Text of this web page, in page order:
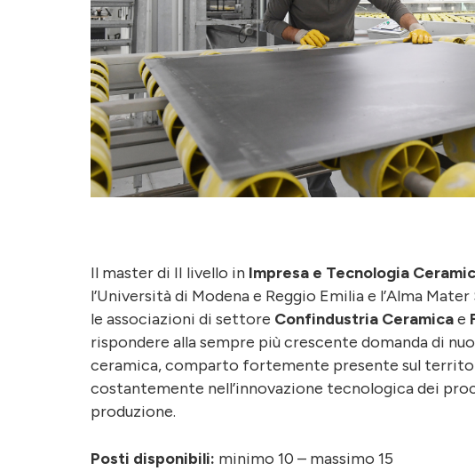
Il master di II livello in Impresa e Tecnologia
l’Università di Modena e Reggio Emilia e l’Alma
le associazioni di settore Confindustria Ceramicae
rispondere alla sempre più crescente domanda di
ceramica, comparto fortemente presente sul
costantemente nell’innovazione tecnologica dei
produzione.
Posti disponibili: minimo 10 – massimo 15